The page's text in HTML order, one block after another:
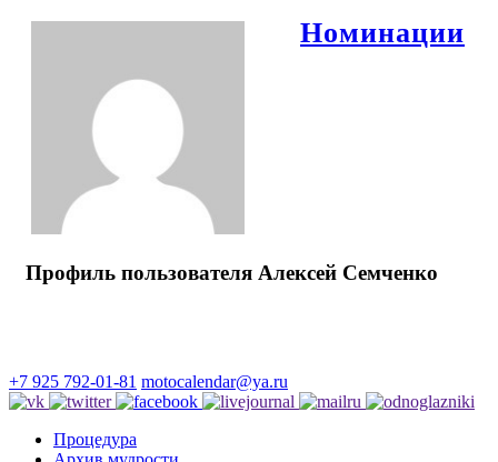
Номинации
Профиль пользователя Алексей Семченко
+7 925 792-01-81 motocalendar@ya.ru
Процедура